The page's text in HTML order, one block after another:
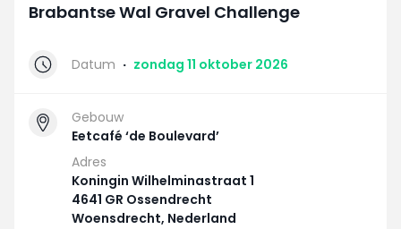
Brabantse Wal Gravel Challenge
Datum · zondag 11 oktober 2026
Gebouw
Eetcafé ‘de Boulevard’
Adres
Koningin Wilhelminastraat 1
4641 GR Ossendrecht
Woensdrecht, Nederland